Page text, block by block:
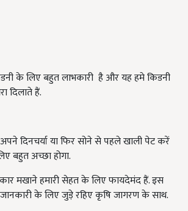
के लिए बहुत लाभकारी है और यह हमे किडनी
दिलाते हैं.
दिनचर्या या फिर सोने से पहले खाली पेट करें
बहुत अच्छा होगा.
मखाने हमारी सेहत के लिए फायदेमंद हैं. इस
के लिए जुड़े रहिए कृषि जागरण के साथ.